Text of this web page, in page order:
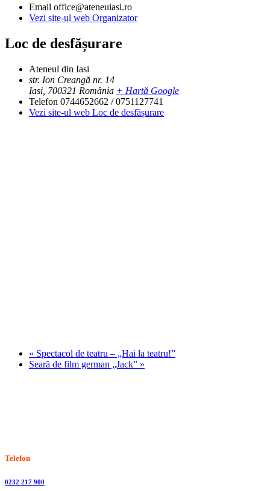
Email office@ateneuiasi.ro
Vezi site-ul web Organizator
Loc de desfășurare
Ateneul din Iasi
str. Ion Creangă nr. 14
Iasi 700321 România + Hartă Google
Telefon 0744652662 / 0751127741
Vezi site-ul web Loc de desfășurare
« Spectacol de teatru – „Hai la teatru!”
Seară de film german „Jack” »
Telefon
0232 217 900